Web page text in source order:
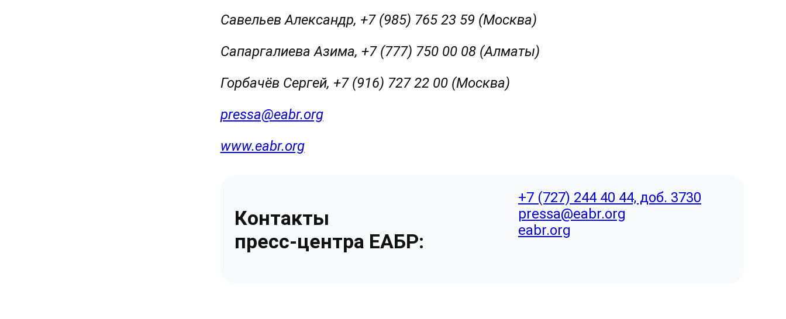
Савельев Александр, +7 (985) 765 23 59 (Москва)
Сапаргалиева Азима, +7 (777) 750 00 08 (Алматы)
Горбачёв Сергей, +7 (916) 727 22 00 (Москва)
pressa@eabr.org
www.eabr.org
Контакты
пресс-центра ЕАБР:
+7 (727) 244 40 44, доб. 3730
pressa@eabr.org
eabr.org